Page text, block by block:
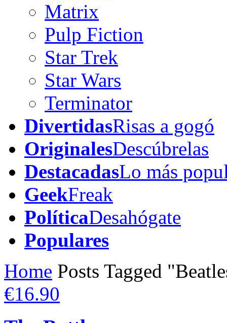
Matrix
Pulp Fiction
Star Trek
Star Wars
Terminator
DivertidasRisas a gogó
OriginalesDescúbrelas
DestacadasLo más
GeekFreak
PolíticaDesahógate
Populares
Home Posts Tagged
€16.90